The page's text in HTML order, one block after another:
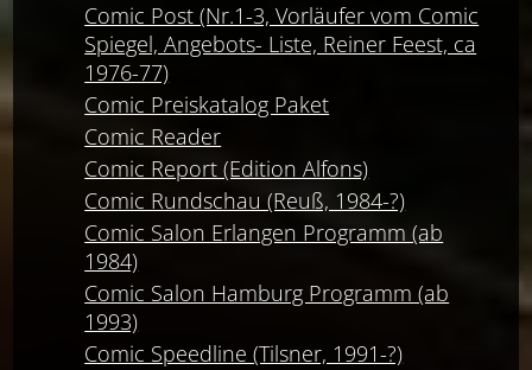
Comic Post (Nr.1-3, Vorläufer vom Comic
Spiegel, Angebots- Liste, Reiner Feest, ca
1976-77)
Comic Preiskatalog Paket
Comic Reader
Comic Report (Edition Alfons)
Comic Rundschau (Reuß, 1984-?)
Comic Salon Erlangen Programm (ab
1984)
Comic Salon Hamburg Programm (ab
1993)
Comic Speedline (Tilsner, 1991-?)